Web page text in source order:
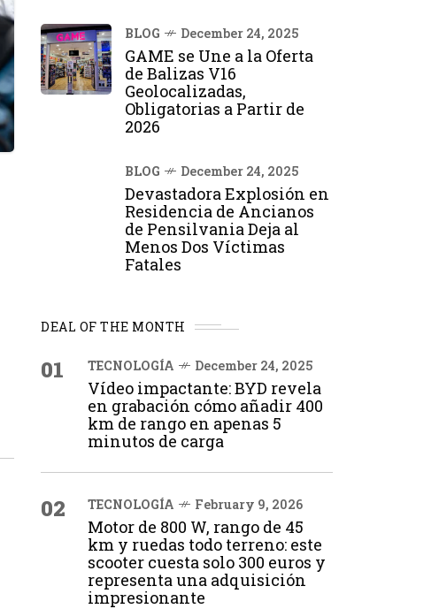
BLOG December 24, 2025
GAME se Une a la Oferta
de Balizas V16
Geolocalizadas,
Obligatorias a Partir de
2026
BLOG December 24, 2025
Devastadora Explosión en
Residencia de Ancianos
de Pensilvania Deja al
Menos Dos Víctimas
Fatales
DEAL OF THE MONTH
01 TECNOLOGÍA December 24, 2025
Vídeo impactante: BYD revela
en grabación cómo añadir 400
km de rango en apenas 5
minutos de carga
02 TECNOLOGÍA February 9, 2026
Motor de 800 W, rango de 45
km y ruedas todo terreno: este
scooter cuesta solo 300 euros y
representa una adquisición
impresionante